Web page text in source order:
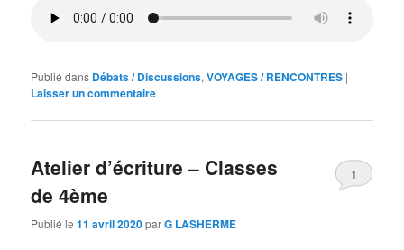
Publié dans Débats / Discussions,VOYAGES / RENCONTRES |
Laisser un commentaire
Atelier d’écriture – Classes
de 4ème
Publié le11 avril 2020parG LASHERME
1